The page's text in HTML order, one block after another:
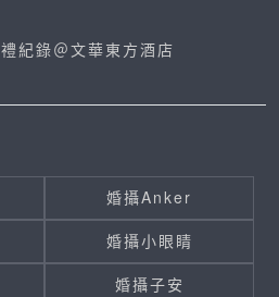
紀錄＠文華東方酒店
婚攝Anker
婚攝小眼睛
婚攝子安